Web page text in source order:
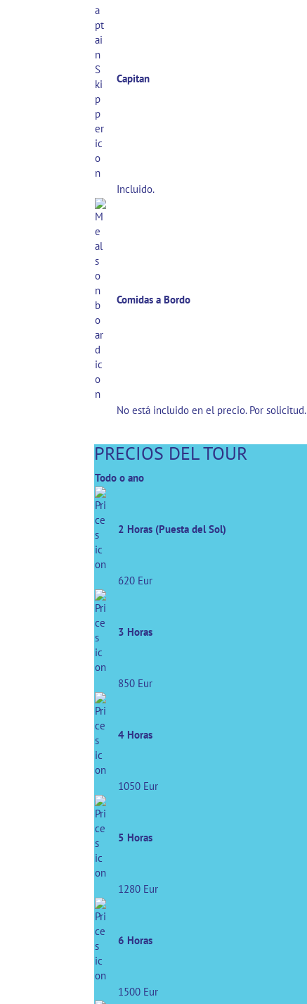
Capitan
Incluido.
Comidas a Bordo
No está incluido en el precio. Por solicitud.
PRECIOS DEL TOUR
Todo o ano
2 Horas (Puesta del Sol)
620 Eur
3 Horas
850 Eur
4 Horas
1050 Eur
5 Horas
1280 Eur
6 Horas
1500 Eur